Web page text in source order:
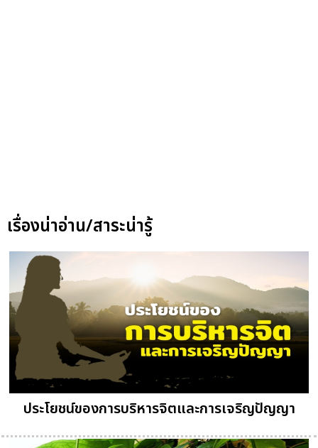
เรื่องน่าอ่าน/สาระน่ารู้
ประโยชน์ของการบริหารจิตและการเจริญปัญญา